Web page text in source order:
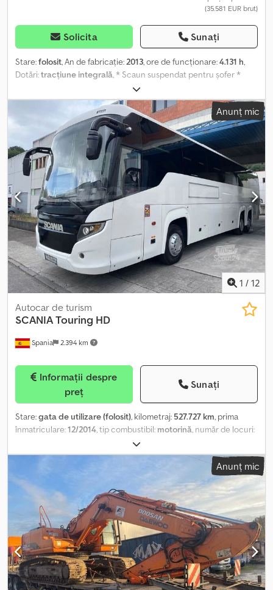
(35.581 EUR brut)
Solicita Sunați
Stare:folosit, An de fabricație:2013, ore de funcționare:4.131 h,
Dotări:tracțiune integrală, * Scaun suspendat pentru șofer *
Eșapament în spatele cabinei * Cuplaj de manevrare ----
Construcție: cabină ROPS pentru șofer, încălzită, lunetă cu
dezaburire, motor Komatsu diesel cu 4 cilindri, 50 kW, 20 km/h,
direcție articulată, transmisie hidrostatică, sistem hidraulic de
cuplare rapidă, 2 conexiuni hidraulice suplimentare, înălțime
maximă de descărcare: aprox. 2.420 mm. Accesorii: cupă
1m³/greutate: 422 kg, furcă pentru paleți cu capacitate de
încărcare de 2.500 kg. Dcsderbcw Aspfx Anzok Vânzare doar
către persoane juridice. PENTRU EXPORT SE PLĂTEȘTE DOAR
PREȚUL NET!!!!! TOATE INFORMAȚIILE SUNT FĂRĂ GARANȚIE, ÎN
SPECIAL CELE PRIVIND ECHIPAREA ȘI ACCESORIILE. Baza tuturor
contractelor de vânzare, facturilor, facturilor proforme,
comenzilor și discuțiilor de vânzare o constituie termenii și
condițiile noastre generale (vezi secțiunea 'Impressum').
Anunț mic
1 / 12
Spania 2.394 km
Autocar de turism
SCANIATouring HD
preț
Sunați
Stare:gata de utilizare (folosit), kilometraj: 527.727 km, prima
înmatriculare:12/2014, tip combustibil: motorină, număr de locuri:
, clasă de emisii:
frâne:retarder, dimensiunea anvelopei:295/80 R22.5, An de
, număr mașină/vehicul: YS2K6X20001886543,
Dotări:
ABS, aer condiționat, încălzitor staționar, Sunt prezente
mici pete de rugină cauzate de sarea împrăștiată pe asfalt în
timpul iernii; Lipsă cheia pentru încuietoarea bucătăriei. Se
menționează că documentele acestui vehicul provin din Spania;
prin urmare, în cazul unei vânzări în Italia, procedurile de
naționalizare și înmatriculare vor fi responsabilitatea
cumpărătorului. Vehiculul este disponibil la prețul Cumpără Acum
sau se poate trimite o ofertă și începe o negociere. Djdpfx
Ajzfpppsnzock
Anunț mic